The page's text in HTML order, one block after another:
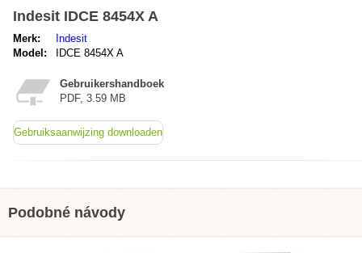
Indesit IDCE 8454X A
Merk:
Indesit
Model:
IDCE 8454X A
Gebruikershandboek
PDF, 3.59 MB
Gebruiksaanwijzing downloaden
Podobné návody